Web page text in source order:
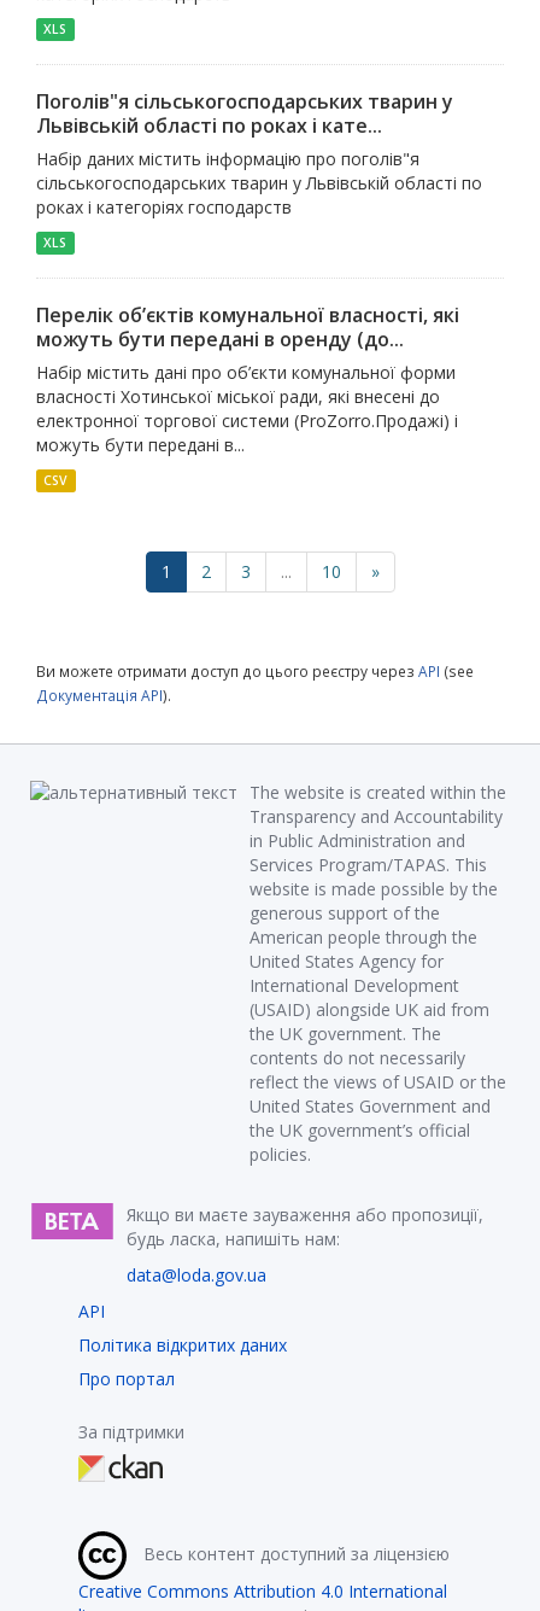
XLS
Поголів"я сільськогосподарських тварин у
Львівській області по роках і кате...
Набір даних містить інформацію про поголів"я
сільськогосподарських тварин у Львівській області по
роках і категоріях господарств
XLS
Перелік об’єктів комунальної власності, які
можуть бути передані в оренду (до...
Набір містить дані про об’єкти комунальної форми
власності Хотинської міської ради, які внесені до
електронної торгової системи (ProZorro.Продажі) і
можуть бути передані в...
CSV
1 2 3 ... 10 »
Ви можете отримати доступ до цього реєстру через API (see
Документація API).
The website is created within the
Transparency and Accountability
in Public Administration and
Services Program/TAPAS. This
website is made possible by the
generous support of the
American people through the
United States Agency for
International Development
(USAID) alongside UK aid from
the UK government. The
contents do not necessarily
reflect the views of USAID or the
United States Government and
the UK government’s official
policies.
Якщо ви маєте зауваження або пропозиції,
будь ласка, напишіть нам:
data@loda.gov.ua
API
Політика відкритих даних
Про портал
За підтримки
Весь контент доступний за ліцензією
Creative Commons Attribution 4.0 International